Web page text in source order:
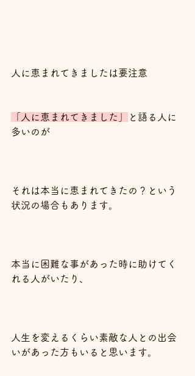
人に恵まれてきましたは要注意
「人に恵まれてきました」
と語る人に
多いのが
それは本当に恵まれてきたの？という
状況の場合もあります。
本当に困難な事があった時に助けてく
れる人がいたり、
人生を変えるくらい素敵な人との出会
いがあった方もいると思います。